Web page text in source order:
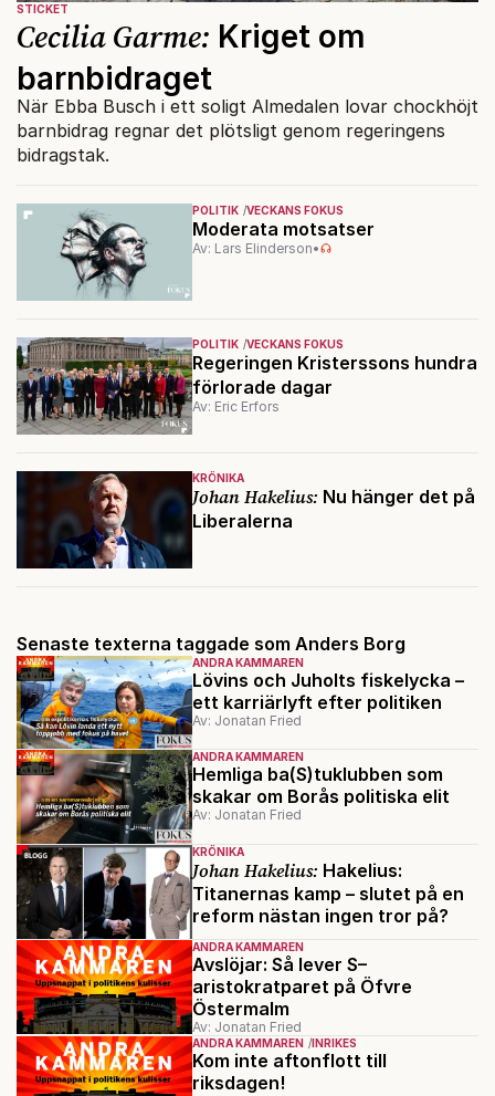
POLITIK VECKANS FOKUS
Moderata motsatser
Av: Lars Elinderson•
POLITIK VECKANS FOKUS
Regeringen Kristerssons hundra
förlorade dagar
Av: Eric Erfors
KRÖNIKA
Johan Hakelius: Nu hänger det på
Liberalerna
STICKET
Cecilia Garme: Kriget om
barnbidraget
När Ebba Busch i ett soligt Almedalen lovar chockhöjt
barnbidrag regnar det plötsligt genom regeringens
bidragstak.
Senaste texterna taggade som Anders Borg
ANDRA KAMMAREN
Lövins och Juholts fiskelycka –
ett karriärlyft efter politiken
Av: Jonatan Fried
ANDRA KAMMAREN
Hemliga ba(S)tuklubben som
skakar om Borås politiska elit
Av: Jonatan Fried
KRÖNIKA
Johan Hakelius: Hakelius:
Titanernas kamp – slutet på en
reform nästan ingen tror på?
ANDRA KAMMAREN
Avslöjar: Så lever S–
aristokratparet på Öfvre
Östermalm
Av: Jonatan Fried
ANDRA KAMMAREN INRIKES
Kom inte aftonflott till
riksdagen!